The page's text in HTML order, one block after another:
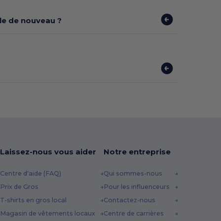
de nouveau ?
Laissez-nous vous aider
Centre d'aide (FAQ)
Prix de Gros
T-shirts en gros local
Magasin de vêtements locaux
Notre entreprise
Qui sommes-nous
Pour les influenceurs
Contactez-nous
Centre de carrières